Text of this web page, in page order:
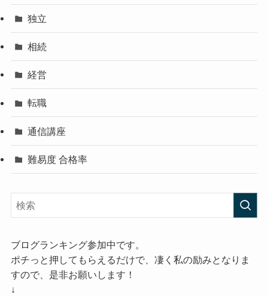
独立
相続
経営
転職
通信講座
難易度 合格率
ブログランキング参加中です。
ポチっと押してもらえるだけで、凄く私の励みとなりま
すので、是非お願いします！
↓